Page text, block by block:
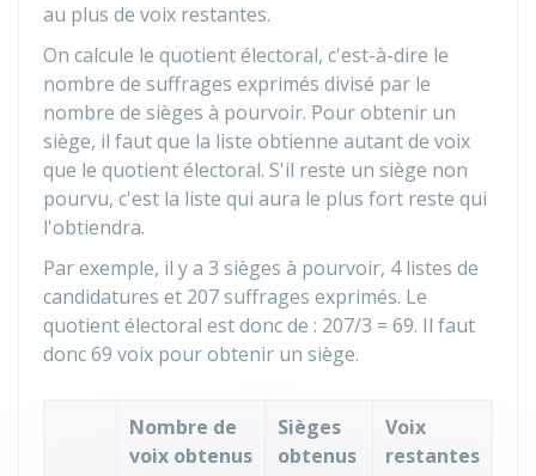
au plus de voix restantes.
On calcule le quotient électoral, c'est-à-dire le
nombre de suffrages exprimés divisé par le
nombre de sièges à pourvoir. Pour obtenir un
siège, il faut que la liste obtienne autant de voix
que le quotient électoral. S'il reste un siège non
pourvu, c'est la liste qui aura le plus fort reste qui
l'obtiendra.
Par exemple, il y a 3 sièges à pourvoir, 4 listes de
candidatures et 207 suffrages exprimés. Le
quotient électoral est donc de : 207/3 = 69. Il faut
donc 69 voix pour obtenir un siège.
Nombre de
voix obtenus
Sièges
obtenus
Voix
restantes